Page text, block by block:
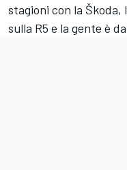
stagioni con la
sulla R5 e la gente è